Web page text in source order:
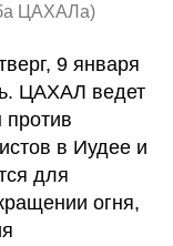
ЦАХАЛа)
9 января
ЦАХАЛ ведет
против
в Иудее и
для
огня,